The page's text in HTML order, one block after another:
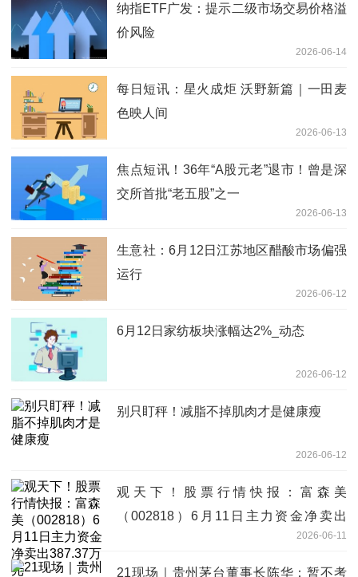
纳指ETF广发：提示二级市场交易价格溢
价风险
2026-06-14
每日短讯：星火成炬 沃野新篇｜一田麦
色映人间
2026-06-13
焦点短讯！36年“A股元老”退市！曾是深
交所首批“老五股”之一
2026-06-13
生意社：6月12日江苏地区醋酸市场偏强
运行
2026-06-12
6月12日家纺板块涨幅达2%_动态
2026-06-12
别只盯秤！减脂不掉肌肉才是健康瘦
2026-06-12
观天下！股票行情快报：富森美
（002818）6月11日主力资金净卖出
2026-06-11
21现场｜贵州茅台董事长陈华：暂不考